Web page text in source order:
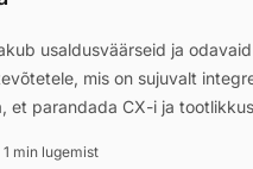
usaldusväärseid ja
mis on sujuvalt
et parandada CX-i ja
1 min lugemist